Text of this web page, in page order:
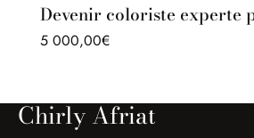
Devenir coloriste experte
5 000,00€
Chirly Afriat